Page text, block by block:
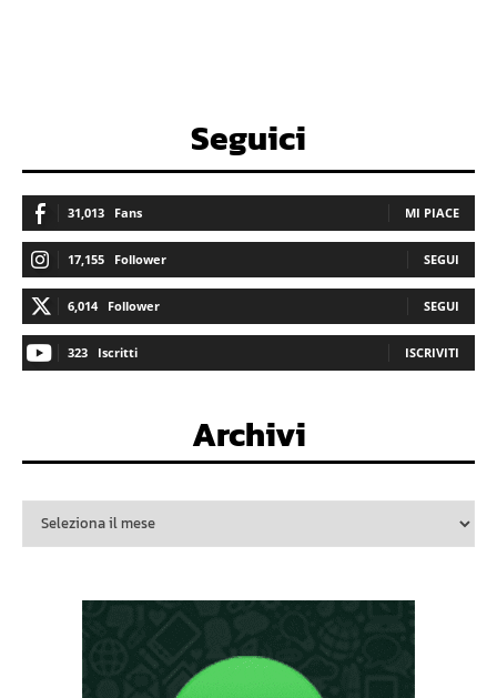
Seguici
31,013 Fans MI PIACE
17,155 Follower SEGUI
6,014 Follower SEGUI
323 Iscritti ISCRIVITI
Archivi